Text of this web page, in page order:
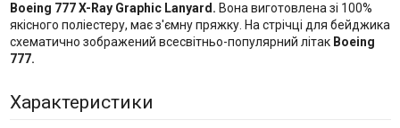
Boeing 777 X-Ray Graphic Lanyard. Вона виготовлена зі 100%
якісного поліестеру, має з'ємну пряжку. На стрічці для бейджика
схематично зображений всесвітньо-популярний літак Boeing
777.
Характеристики